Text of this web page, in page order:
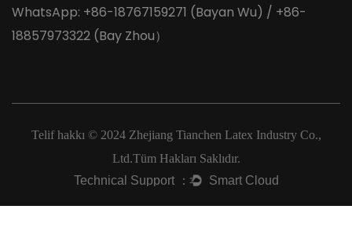
WhatsApp: +86-18767159271 (Bayan Wu) / +86-
18857973322 (Bay Zhou）
Telif hakkı © 2024 Zhejiang Tianchen Latex Industry Co.,
Ltd.Tüm Hakları Saklıdır.